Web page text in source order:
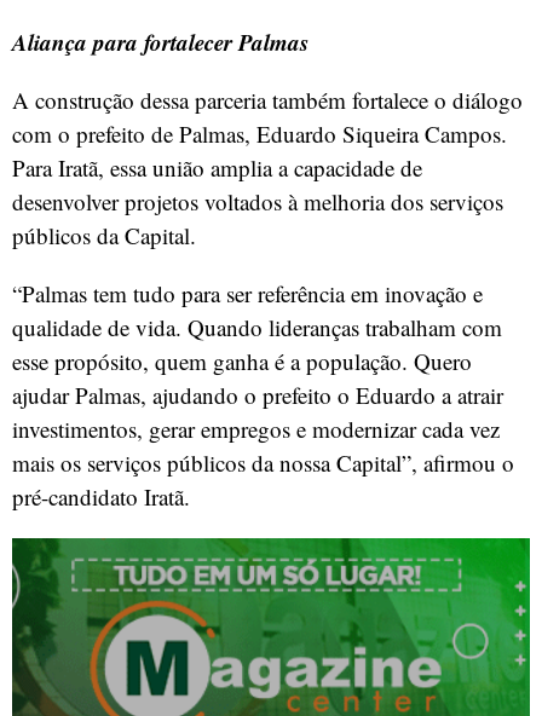
Aliança para fortalecer Palmas
A construção dessa parceria também fortalece o diálogo
com o prefeito de Palmas, Eduardo Siqueira Campos.
Para Iratã, essa união amplia a capacidade de
desenvolver projetos voltados à melhoria dos serviços
públicos da Capital.
“Palmas tem tudo para ser referência em inovação e
qualidade de vida. Quando lideranças trabalham com
esse propósito, quem ganha é a população. Quero
ajudar Palmas, ajudando o prefeito o Eduardo a atrair
investimentos, gerar empregos e modernizar cada vez
mais os serviços públicos da nossa Capital”, afirmou o
pré-candidato Iratã.